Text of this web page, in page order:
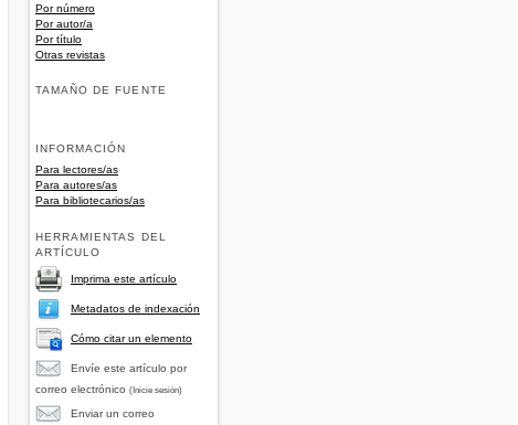
Por número
Por autor/a
Por título
Otras revistas
TAMAÑO DE FUENTE
INFORMACIÓN
Para lectores/as
Para autores/as
Para bibliotecarios/as
HERRAMIENTAS DEL
ARTÍCULO
Imprima este artículo
Metadatos de indexación
Cómo citar un elemento
Envíe este artículo por
correo electrónico (Inicie sesión)
Enviar un correo